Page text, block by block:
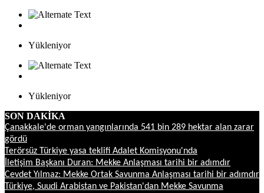
Yükleniyor
Yükleniyor
SON DAKİKA
Çanakkale'de orman yangınlarında 541 bin 289 hektar alan zarar
gördü
Terörsüz Türkiye yasa teklifi Adalet Komisyonu'nda
İletişim Başkanı Duran: Mekke Anlaşması tarihi bir adımdır
Cevdet Yılmaz: Mekke Ortak Savunma Anlaşması tarihi bir adımdır
Türkiye, Suudi Arabistan ve Pakistan'dan Mekke Savunma